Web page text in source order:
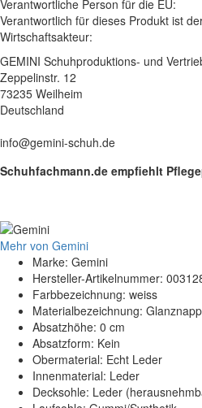
Verantwortliche Person für die EU:
Verantwortlich für dieses Produkt ist
Wirtschaftsakteur:
GEMINI Schuhproduktions- und
Zeppelinstr. 12
73235 Weilheim
Deutschland
info@gemini-schuh.de
Schuhfachmann.de empfiehlt
Mehr von Gemini
Marke: Gemini
Hersteller-Artikelnummer:
Farbbezeichnung: weiss
Materialbezeichnung:
Absatzhöhe: 0 cm
Absatzform: Kein
Obermaterial: Echt Leder
Innenmaterial: Leder
Decksohle: Leder